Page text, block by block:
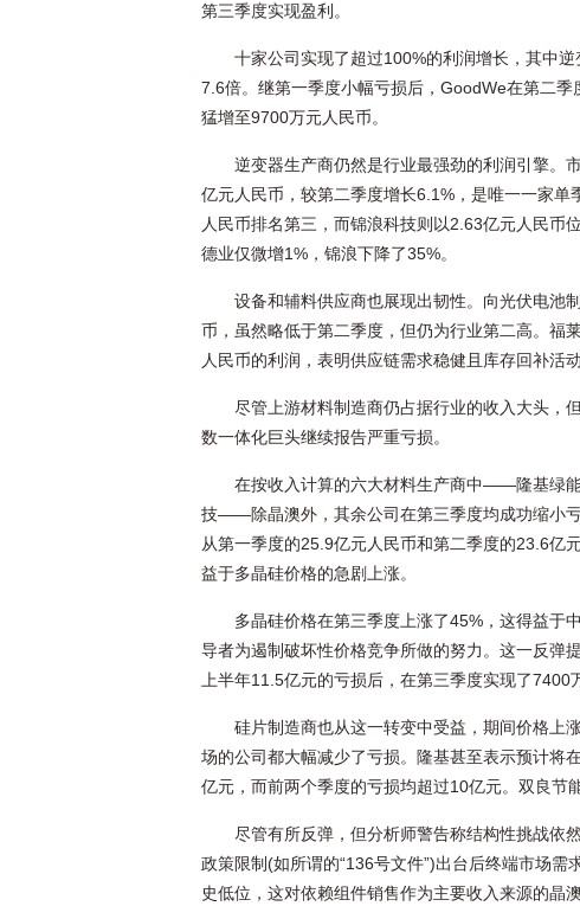
第三季度实现盈利。
十家公司实现了超过100%的利润增长，其中
7.6倍。继第一季度小幅亏损后，GoodWe在第二
猛增至9700万元人民币。
逆变器生产商仍然是行业最强劲的利润引擎。
亿元人民币，较第二季度增长6.1%，是唯一一家
人民币排名第三，而锦浪科技则以2.63亿元人民币
德业仅微增1%，锦浪下降了35%。
设备和辅料供应商也展现出韧性。向光伏电池
币，虽然略低于第二季度，但仍为行业第二高。福
人民币的利润，表明供应链需求稳健且库存回补活动
尽管上游材料制造商仍占据行业的收入大头，
数一体化巨头继续报告严重亏损。
在按收入计算的六大材料生产商中——隆基绿
技——除晶澳外，其余公司在第三季度均成功缩小
从第一季度的25.9亿元人民币和第二季度的23.6亿
益于多晶硅价格的急剧上涨。
多晶硅价格在第三季度上涨了45%，这得益
导者为遏制破坏性价格竞争所做的努力。这一反弹
上半年11.5亿元的亏损后，在第三季度实现了7400
硅片制造商也从这一转变中受益，期间价格上
场的公司都大幅减少了亏损。隆基甚至表示预计将
亿元，而前两个季度的亏损均超过10亿元。双良节
尽管有所反弹，但分析师警告称结构性挑战依
政策限制(如所谓的“136号文件”)出台后终端市场
史低位，这对依赖组件销售作为主要收入来源的晶